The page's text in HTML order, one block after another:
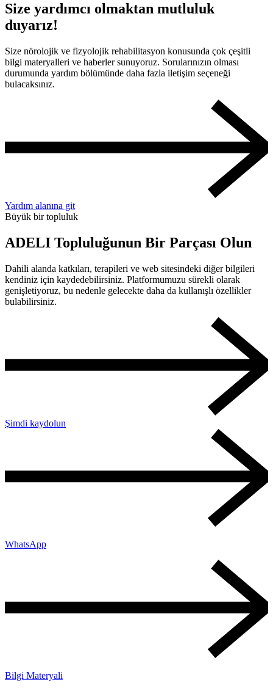
Size yardımcı olmaktan mutluluk
duyarız!
Size nörolojik ve fizyolojik rehabilitasyon konusunda çok çeşitli
bilgi materyalleri ve haberler sunuyoruz. Sorularınızın olması
durumunda yardım bölümünde daha fazla iletişim seçeneği
bulacaksınız.
Yardım alanına git
Büyük bir topluluk
ADELI Topluluğunun Bir Parçası Olun
Dahili alanda katkıları, terapileri ve web sitesindeki diğer bilgileri
kendiniz için kaydedebilirsiniz. Platformumuzu sürekli olarak
genişletiyoruz, bu nedenle gelecekte daha da kullanışlı özellikler
bulabilirsiniz.
Şimdi kaydolun
WhatsApp
Bilgi Materyali